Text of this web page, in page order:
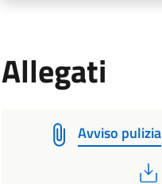
Allegati
Avviso pulizia